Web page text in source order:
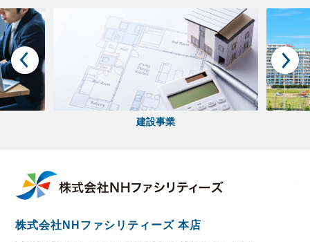
建設事業
株式会社NHファシリティーズ 本店